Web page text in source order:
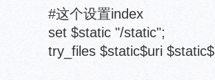
#这个设置index
set $static "/static";
try_files $static$uri